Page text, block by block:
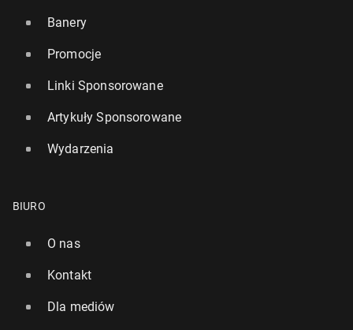
Banery
Promocje
Linki Sponsorowane
Artykuły Sponsorowane
Wydarzenia
BIURO
O nas
Kontakt
Dla mediów